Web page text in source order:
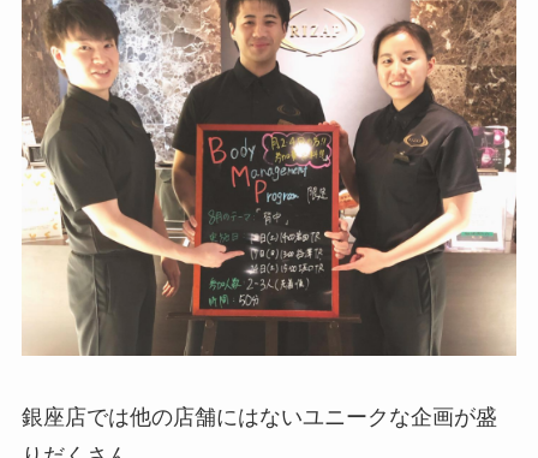
銀座店では他の店舗にはないユニークな企画が盛